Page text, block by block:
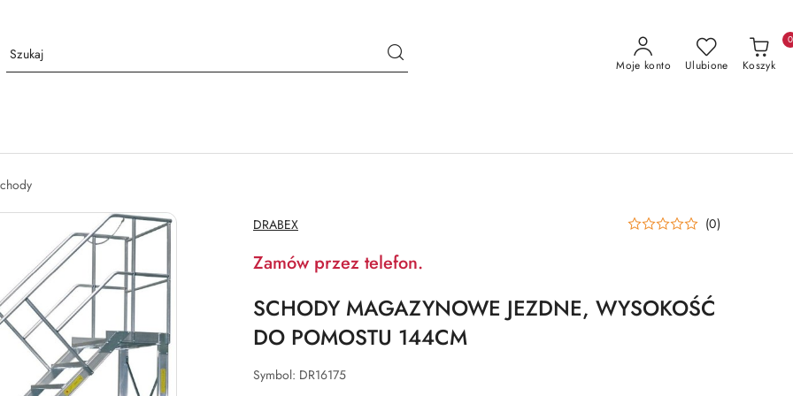
Moje konto Ulubione Koszyk
0
NAZWA
PRODUCENTA:
DRABEX (0)
Zamów przez telefon.
SCHODY MAGAZYNOWE JEZDNE, WYSOKOŚĆ
DO POMOSTU 144CM
Symbol: DR16175